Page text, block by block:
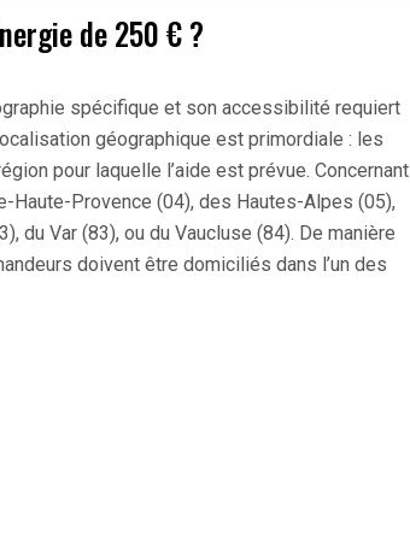
de 250 € ?
spécifique et son accessibilité requiert
géographique est primordiale : les
pour laquelle l’aide est prévue. Concernant
Haute-Provence (04), des Hautes-Alpes (05),
du Var (83), ou du Vaucluse (84). De manière
doivent être domiciliés dans l’un des